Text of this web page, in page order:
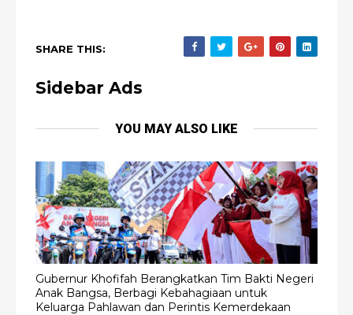
SHARE THIS:
Sidebar Ads
YOU MAY ALSO LIKE
Gubernur Khofifah Berangkatkan Tim Bakti Negeri
Anak Bangsa, Berbagi Kebahagiaan untuk
Keluarga Pahlawan dan Perintis Kemerdekaan